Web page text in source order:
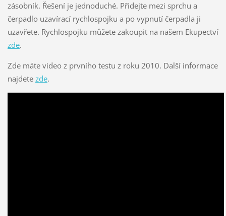
zásobník. Řešení je jednoduché. Přidejte mezi sprchu a
čerpadlo uzavírací rychlospojku a po vypnutí čerpadla ji
uzavřete. Rychlospojku můžete zakoupit na našem Ekupectví
zde.
Zde máte video z prvního testu z roku 2010. Další informace
najdete zde.